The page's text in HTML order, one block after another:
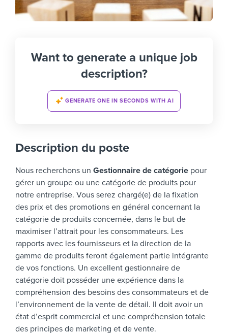
Want to generate a unique job
description?
GENERATE ONE IN SECONDS WITH AI
Description du poste
Nous recherchons un Gestionnaire de catégorie pour
gérer un groupe ou une catégorie de produits pour
notre entreprise. Vous serez chargé(e) de la fixation
des prix et des promotions en général concernant la
catégorie de produits concernée, dans le but de
maximiser l’attrait pour les consommateurs. Les
rapports avec les fournisseurs et la direction de la
gamme de produits feront également partie intégrante
de vos fonctions. Un excellent gestionnaire de
catégorie doit posséder une expérience dans la
compréhension des besoins des consommateurs et de
l’environnement de la vente de détail. Il doit avoir un
état d’esprit commercial et une compréhension totale
des principes de marketing et de vente.